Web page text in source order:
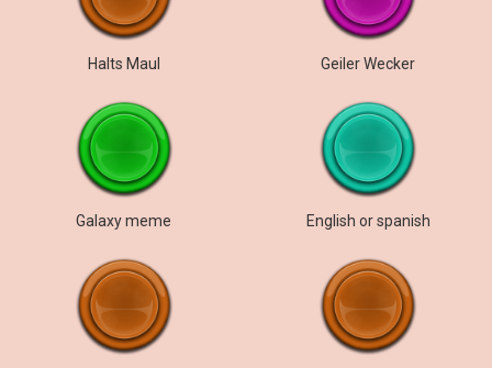
Halts Maul Geiler Wecker
Galaxy meme English or spanish